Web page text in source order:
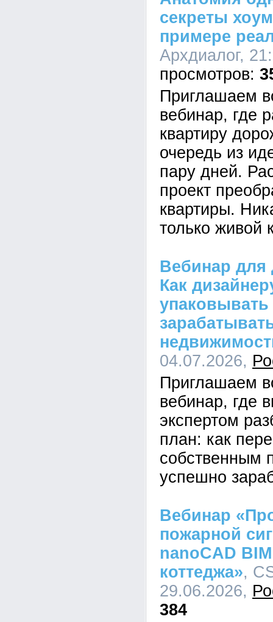
секреты
примере
Архдиалог,
Приглашаем
вебинар, где
квартиру
очередь из
пару дней.
проект
квартиры.
только живой
Вебинар для
Как
упаковывать
04.07.2026,
Приглашаем
вебинар, где
экспертом
план: как
собственным
успешно
Вебинар
пожарной
nanoCAD
коттеджа»,
29.06.2026,
384